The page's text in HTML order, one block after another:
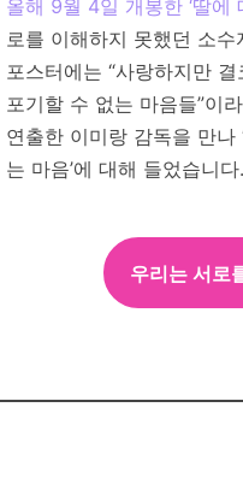
올해 9월 4일 개봉한 ‘딸에
로를 이해하지 못했던 소
포스터에는 “사랑하지만
포기할 수 없는 마음들”이
연출한 이미랑 감독을 만나
는 마음’에 대해 들었습니다.
우리는 서로